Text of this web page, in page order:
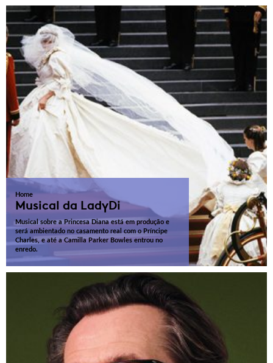
Home
Musical da LadyDi
Musical sobre a Princesa Diana está em produção e
será ambientado no casamento real com o Príncipe
Charles, e até a Camilla Parker Bowles entrou no
enredo.